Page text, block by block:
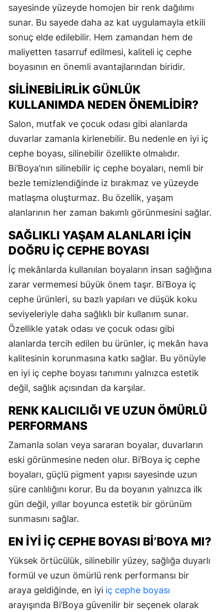
sayesinde yüzeyde homojen bir renk dağılımı
sunar. Bu sayede daha az kat uygulamayla etkili
sonuç elde edilebilir. Hem zamandan hem de
maliyetten tasarruf edilmesi, kaliteli iç cephe
boyasının en önemli avantajlarından biridir.
SILINEBILIRLIK GÜNLÜK
KULLANIMDA NEDEN ÖNEMLIDIR?
Salon, mutfak ve çocuk odası gibi alanlarda
duvarlar zamanla kirlenebilir. Bu nedenle en iyi iç
cephe boyası, silinebilir özellikte olmalıdır.
Bi’Boya’nın silinebilir iç cephe boyaları, nemli bir
bezle temizlendiğinde iz bırakmaz ve yüzeyde
matlaşma oluşturmaz. Bu özellik, yaşam
alanlarının her zaman bakımlı görünmesini sağlar.
SAĞLIKLI YAŞAM ALANLARI İÇIN
DOĞRU İÇ CEPHE BOYASI
İç mekânlarda kullanılan boyaların insan sağlığına
zarar vermemesi büyük önem taşır. Bi’Boya iç
cephe ürünleri, su bazlı yapıları ve düşük koku
seviyeleriyle daha sağlıklı bir kullanım sunar.
Özellikle yatak odası ve çocuk odası gibi
alanlarda tercih edilen bu ürünler, iç mekân hava
kalitesinin korunmasına katkı sağlar. Bu yönüyle
en iyi iç cephe boyası tanımını yalnızca estetik
değil, sağlık açısından da karşılar.
RENK KALICILIĞI VE UZUN ÖMÜRLÜ
PERFORMANS
Zamanla solan veya sararan boyalar, duvarların
eski görünmesine neden olur. Bi’Boya iç cephe
boyaları, güçlü pigment yapısı sayesinde uzun
süre canlılığını korur. Bu da boyanın yalnızca ilk
gün değil, yıllar boyunca estetik bir görünüm
sunmasını sağlar.
EN İYI İÇ CEPHE BOYASI BI’BOYA MI?
Yüksek örtücülük, silinebilir yüzey, sağlığa duyarlı
formül ve uzun ömürlü renk performansı bir
araya geldiğinde, en iyi iç cephe boyası
arayışında Bi’Boya güvenilir bir seçenek olarak